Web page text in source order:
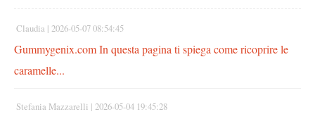
Claudia | 2026-05-07 08:54:45
Gummygenix.com In questa pagina ti spiega come ricoprire le
caramelle...
Stefania Mazzarelli | 2026-05-04 19:45:28